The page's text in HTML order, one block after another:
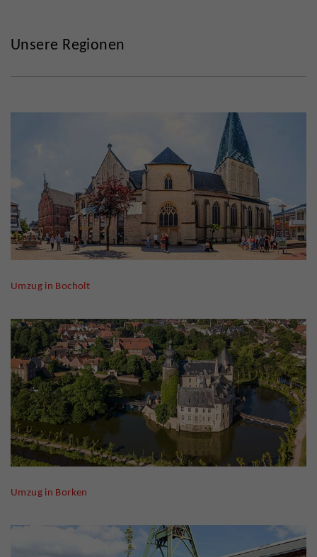
Unsere Regionen
Umzug in Bocholt
Umzug in Borken